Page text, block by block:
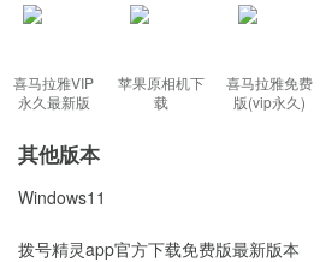
丰富内容：
统中，拥有极强的兼容性和稳定性，
型号的电脑也能完美安装运行，支持在
功能特色：
1、匹配相应的驱动自动识别并安装硬
喜马拉雅VIP
永久最新版
苹果原相机下
载
喜马拉雅免费
版(vip永久)
其他版本
Windows11
拨号精灵app官方下载免费版最新版本